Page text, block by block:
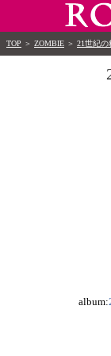
TOP ＞ ZOMBIE ＞ 21世紀の
album: